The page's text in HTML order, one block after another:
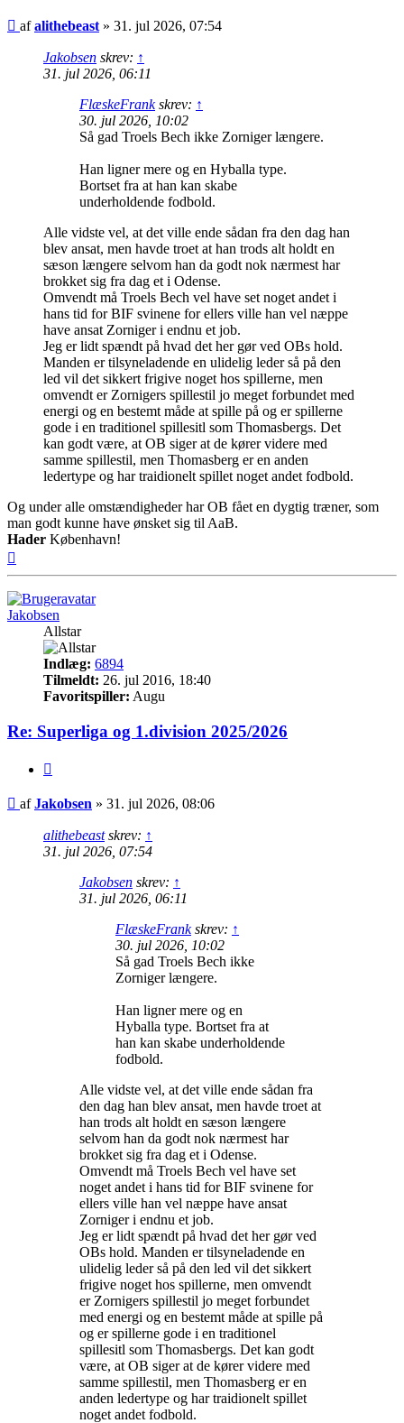
Indlæg
afalithebeast» 31. jul 2026, 07:54
Jakobsen skrev: ↑
31. jul 2026, 06:11
FlæskeFrankskrev: ↑
30. jul 2026, 10:02
Så gad Troels Bech ikke Zorniger længere.
Han ligner mere og en Hyballa type.
Bortset fra at han kan skabe
underholdende fodbold.
Alle vidste vel, at det ville ende sådan fra den dag han
blev ansat, men havde troet at han trods alt holdt en
sæson længere selvom han da godt nok nærmest har
brokket sig fra dag et i Odense.
Omvendt må Troels Bech vel have set noget andet i
hans tid for BIF svinene for ellers ville han vel næppe
have ansat Zorniger i endnu et job.
Jeg er lidt spændt på hvad det her gør ved OBs hold.
Manden er tilsyneladende en ulidelig leder så på den
led vil det sikkert frigive noget hos spillerne, men
omvendt er Zornigers spillestil jo meget forbundet med
energi og en bestemt måde at spille på og er spillerne
gode i en traditionel spillesitl som Thomasbergs. Det
kan godt være, at OB siger at de kører videre med
samme spillestil, men Thomasberg er en anden
ledertype og har traidionelt spillet noget andet fodbold.
Og under alle omstændigheder har OB fået en dygtig træner, som
man godt kunne have ønsket sig til AaB.
Hader København!
Jakobsen
Allstar
Indlæg: 6894
Tilmeldt: 26. jul 2016, 18:40
Favoritspiller: Augu
Re: Superliga og 1.division 2025/2026
Indlæg
afJakobsen » 31. jul 2026, 08:06
alithebeastskrev: ↑
31. jul 2026, 07:54
Jakobsen skrev: ↑
31. jul 2026, 06:11
FlæskeFrankskrev: ↑
30. jul 2026, 10:02
Så gad Troels Bech ikke
Zorniger længere.
Han ligner mere og en
Hyballa type. Bortset fra at
han kan skabe underholdende
fodbold.
Alle vidste vel, at det ville ende sådan fra
den dag han blev ansat, men havde troet at
han trods alt holdt en sæson længere
selvom han da godt nok nærmest har
brokket sig fra dag et i Odense.
Omvendt må Troels Bech vel have set
noget andet i hans tid for BIF svinene for
ellers ville han vel næppe have ansat
Zorniger i endnu et job.
Jeg er lidt spændt på hvad det her gør ved
OBs hold. Manden er tilsyneladende en
ulidelig leder så på den led vil det sikkert
frigive noget hos spillerne, men omvendt
er Zornigers spillestil jo meget forbundet
med energi og en bestemt måde at spille på
og er spillerne gode i en traditionel
spillesitl som Thomasbergs. Det kan godt
være, at OB siger at de kører videre med
samme spillestil, men Thomasberg er en
anden ledertype og har traidionelt spillet
noget andet fodbold.